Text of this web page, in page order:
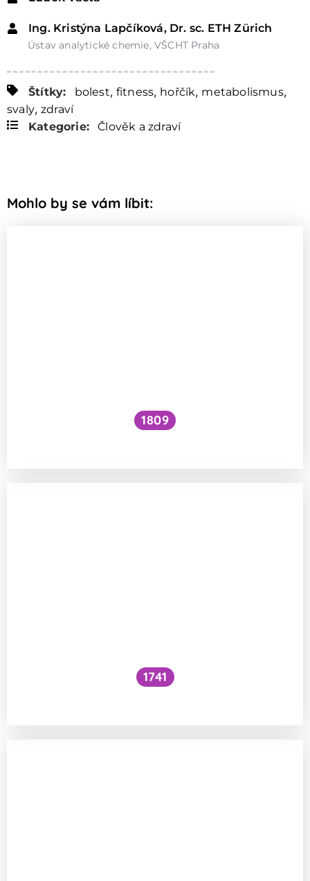
Ing. Kristýna Lapčíková, Dr. sc. ETH Zürich
Ústav analytické chemie, VŠCHT Praha
Štítky: bolest, fitness, hořčík, metabolismus,
svaly, zdraví
Kategorie:
Člověk a zdraví
Mohlo by se vám líbit:
1809
1741